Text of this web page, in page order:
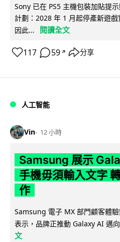
Sony 已在 PS5 主機包裝加貼提
計劃：2028 年 1 月起停產新遊
因此...
閱讀全文
117 59 ↗ 分享
人工智能
Vin 12 小時
Samsung 展示
手機毋須輸入文字
作
Samsung 電子 MX 部門顧客體
表示，品牌正推動 Galaxy AI 邁
文